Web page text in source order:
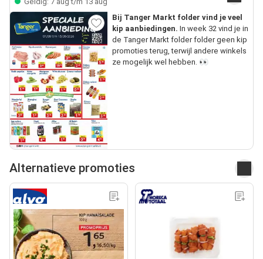
Bij Tanger Markt folder vind je veel
kip aanbiedingen. In week 32 vind je in
de Tanger Markt folder folder geen kip
promoties terug, terwijl andere winkels
ze mogelijk wel hebben. 👀
Alternatieve promoties